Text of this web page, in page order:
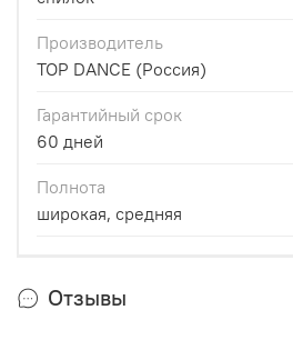
Производитель
TOP DANCE (Россия)
Гарантийный срок
60 дней
Полнота
широкая, средняя
Отзывы